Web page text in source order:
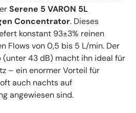
Serene 5 VARON 5L
Concentrator. Dieses
konstant 93±3% reinen
Flows von 0,5 bis 5 L/min. Der
43 dB) macht ihn ideal für
– ein enormer Vorteil für
auch nachts auf
angewiesen sind.